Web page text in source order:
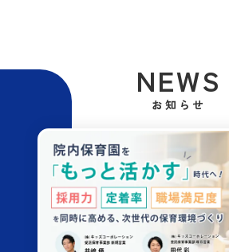
NEWS
お知らせ